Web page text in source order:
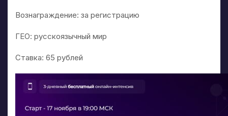
Вознаграждение: за регистрацию
ГЕО: русскоязычный мир
Ставка: 65 рублей